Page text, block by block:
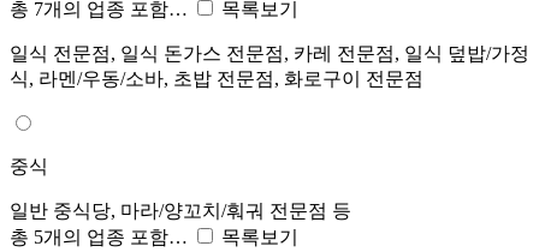
총 7개의 업종 포함… 목록보기
일식 전문점, 일식 돈가스 전문점, 카레 전문점, 일식 덮밥/가정
식, 라멘/우동/소바, 초밥 전문점, 화로구이 전문점
중식
일반 중식당, 마라/양꼬치/훠궈 전문점 등
총 5개의 업종 포함…
목록보기